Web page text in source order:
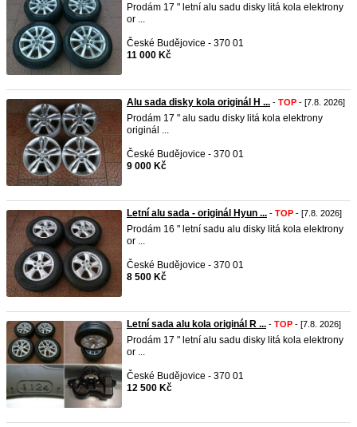
Prodám 17 " letní alu sadu disky litá kola elektrony
or ...
České Budějovice - 370 01
11 000 Kč
Alu sada disky kola originál H ... - TOP - [7.8. 2026]
Prodám 17 " alu sadu disky litá kola elektrony
originál ...
České Budějovice - 370 01
9 000 Kč
Letní alu sada - originál Hyun ... - TOP - [7.8. 2026]
Prodám 16 " letní sadu alu disky litá kola elektrony
or ...
České Budějovice - 370 01
8 500 Kč
Letní sada alu kola originál R ... - TOP - [7.8. 2026]
Prodám 17 " letní alu sadu disky litá kola elektrony
or ...
České Budějovice - 370 01
12 500 Kč